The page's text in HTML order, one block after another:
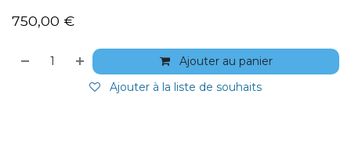
750,00 €
Ajouter au panier
Ajouter à la liste de souhaits